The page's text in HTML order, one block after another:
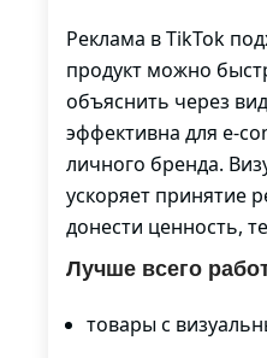
Реклама в TikTok
продукт можно
объяснить через
эффективна для e-
личного бренда.
ускоряет принятие
донести ценность,
Лучше всего
товары с